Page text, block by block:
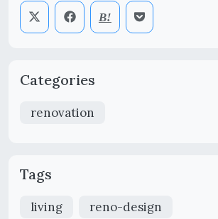
Categories
renovation
Tags
living reno-design